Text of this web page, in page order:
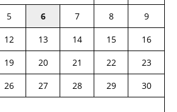
5 6 7 8
9
12 13 14 15
16
19 20 21 22
23
26 27 28 29
30